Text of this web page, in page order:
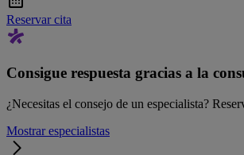
Reservar cita
Consigue respuesta gracias a la
¿Necesitas el consejo de un especialista?
Mostrar especialistas